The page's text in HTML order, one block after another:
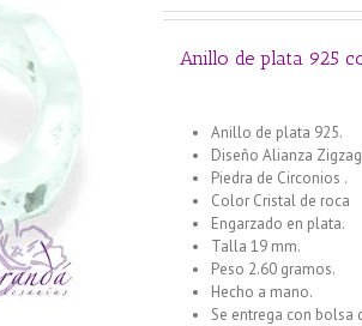
Anillo de plata 925
Anillo de plata 925.
Diseño Alianza
Piedra de Circonios .
Color Cristal de roca
Engarzado en plata.
Talla 19 mm.
Peso 2.60 gramos.
Hecho a mano.
Se entrega con bolsa